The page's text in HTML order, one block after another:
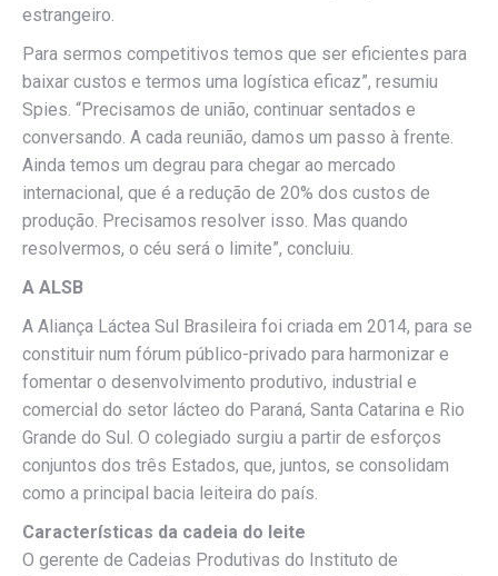
estrangeiro.
Para sermos competitivos temos que ser eficientes para
baixar custos e termos uma logística eficaz”, resumiu
Spies. “Precisamos de união, continuar sentados e
conversando. A cada reunião, damos um passo à frente.
Ainda temos um degrau para chegar ao mercado
internacional, que é a redução de 20% dos custos de
produção. Precisamos resolver isso. Mas quando
resolvermos, o céu será o limite”, concluiu.
A ALSB
A Aliança Láctea Sul Brasileira foi criada em 2014, para se
constituir num fórum público-privado para harmonizar e
fomentar o desenvolvimento produtivo, industrial e
comercial do setor lácteo do Paraná, Santa Catarina e Rio
Grande do Sul. O colegiado surgiu a partir de esforços
conjuntos dos três Estados, que, juntos, se consolidam
como a principal bacia leiteira do país.
Características da cadeia do leite
O gerente de Cadeias Produtivas do Instituto de